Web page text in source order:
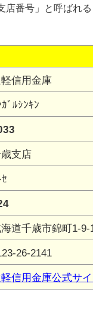
店番号」と呼ばれ
信用金庫
ﾞﾙｼﾝｷﾝ
支店
道千歳市錦町1-9-
26-2141
信用金庫公式サイ